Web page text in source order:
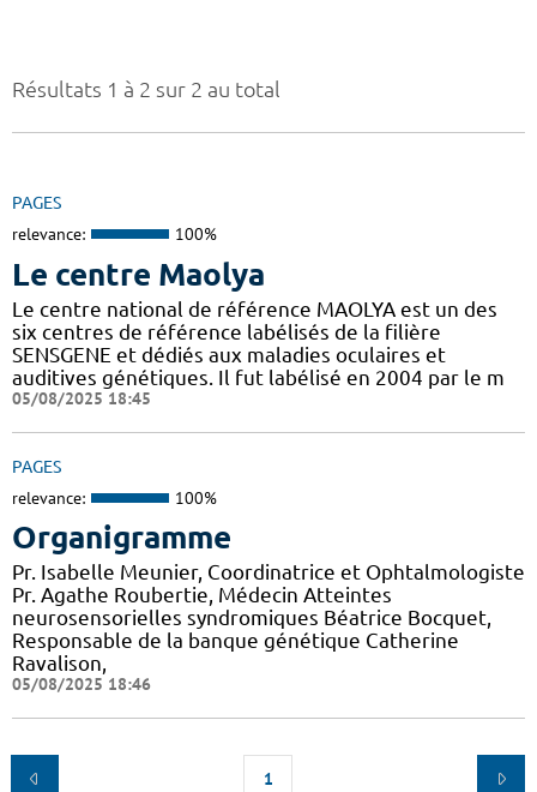
Résultats 1 à 2 sur 2 au total
PAGES
relevance: 100%
Le centre Maolya
Le centre national de référence MAOLYA est un des
six centres de référence labélisés de la filière
SENSGENE et dédiés aux maladies oculaires et
auditives génétiques. Il fut labélisé en 2004 par le m
05/08/2025 18:45
PAGES
relevance: 100%
Organigramme
Pr. Isabelle Meunier, Coordinatrice et Ophtalmologiste
Pr. Agathe Roubertie, Médecin Atteintes
neurosensorielles syndromiques Béatrice Bocquet,
Responsable de la banque génétique Catherine
Ravalison,
05/08/2025 18:46
1